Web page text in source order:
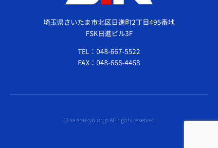
埼玉県さいたま市北区日進町2丁目495番地
FSK日進ビル3F
TEL：048-667-5522
FAX：048-666-4468
© saisoukyo.or.jp All rights reserved